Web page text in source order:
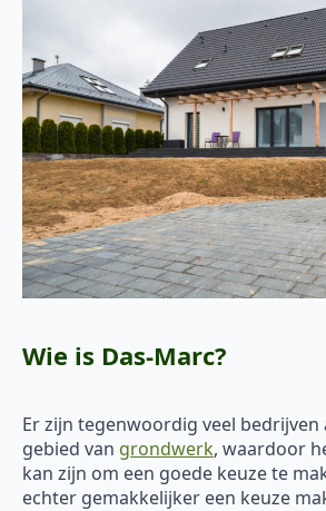
Wie is Das-Marc?
Er zijn tegenwoordig veel
gebied van grondwerk, waardoor
kan zijn om een goede keuze te
echter gemakkelijker een keuze